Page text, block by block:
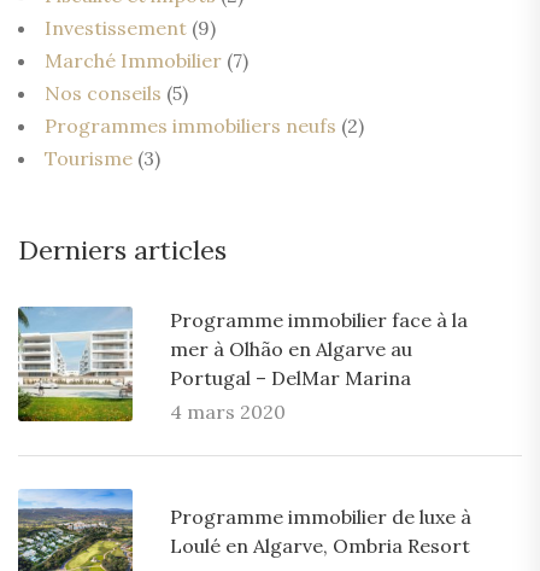
Investissement (9)
Marché Immobilier (7)
Nos conseils (5)
Programmes immobiliers neufs (2)
Tourisme (3)
Derniers articles
Programme immobilier face à la
mer à Olhão en Algarve au
Portugal – DelMar Marina
4 mars 2020
Programme immobilier de luxe à
Loulé en Algarve, Ombria Resort